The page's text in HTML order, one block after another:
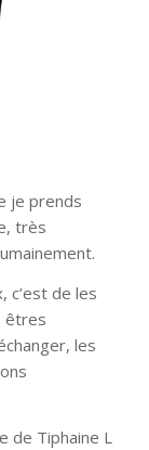
je prends
très
c’est de les
êtres
les
de Tiphaine L